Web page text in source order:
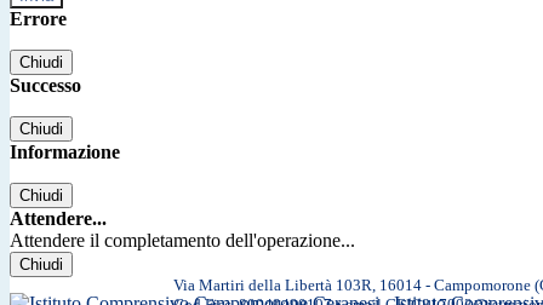
Errore
Chiudi
Successo
Chiudi
Informazione
Chiudi
Attendere...
Attendere il completamento dell'operazione...
Chiudi
Via Martiri della Libertà 103R, 16014 - Campomorone